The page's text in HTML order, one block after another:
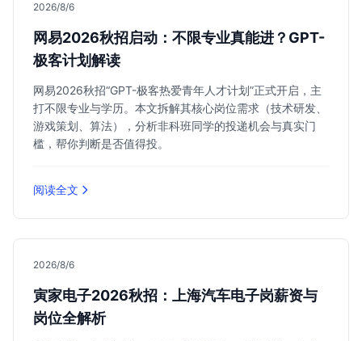
2026/8/6
网易2026秋招启动：不限专业真能进？GPT-
极客计划解读
网易2026秋招“GPT-极客热爱青年人才计划”正式开启，主
打不限专业与学历。本文拆解其核心岗位需求（技术研发、
游戏策划、算法），分析非科班同学的投递机会与真实门
槛，帮你判断是否值得投。
阅读全文
2026/8/6
寅家电子2026秋招：上海汽车电子岗薪资与
岗位全解析